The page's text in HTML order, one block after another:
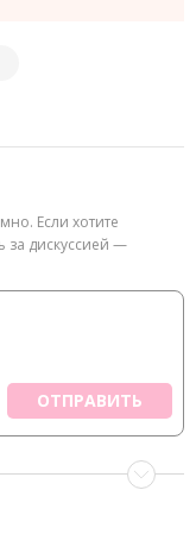
Если хотите
за дискуссией —
ОТПРАВИТЬ